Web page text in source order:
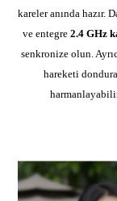
kareler anında hazır.
ve entegre 2.4 GHz
senkronize olun.
hareketi